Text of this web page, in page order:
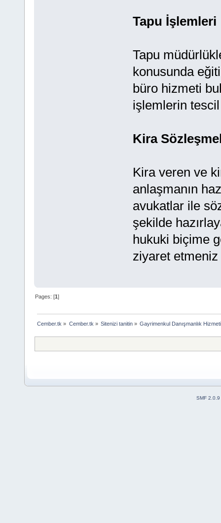
Tapu İşlemleri
Tapu
konusunda
büro hizmeti
işlemlerin
Kira
Kira veren ve
anlaşmanın
avukatlar ile
şekilde
hukuki biçime
ziyaret
Pages: [1]
Cember.tk » Cember.tk » Sitenizi tanitin» Gayrimenkul Danışmanlık Hizmeti
SMF 2.0.9